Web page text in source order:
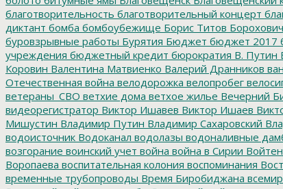
благотворительность благотворительный концерт
диктант бомба бомбоубежище Борис Титов Борохович
буровзрывные работы Бурятия Бюджет бюджет 2017
учреждения бюджетный кредит бюрократия В. Путин
Коровин Валентина Матвиенко Валерий Дранников
Отечественная война велодорожка велопробег
ветераны_СВО ветхие дома ветхое жилье Вечерний
видеорегистратор Виктор Ишавев Виктор Ишаев
Мишустин Владимир Путин Владимир Сахаровский
водоисточник Водоканал водолазы водоналивные
возгорание воинский учет война война в Сирии
Воропаева воспитательная колония воспоминания
временные трубопроводы Время Биробиджана